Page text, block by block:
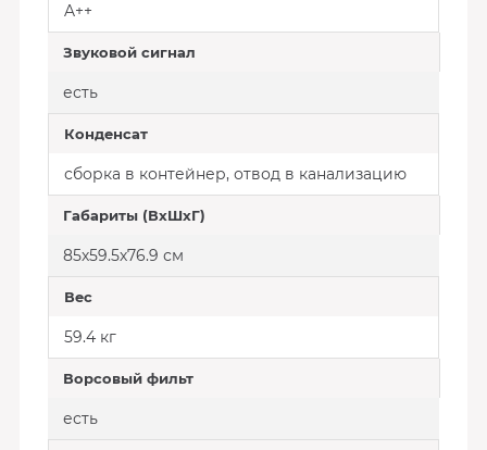
A++
Звуковой сигнал
есть
Конденсат
сборка в контейнер, отвод в канализацию
Габариты (ВхШхГ)
85х59.5х76.9 см
Вес
59.4 кг
Ворсовый фильт
есть